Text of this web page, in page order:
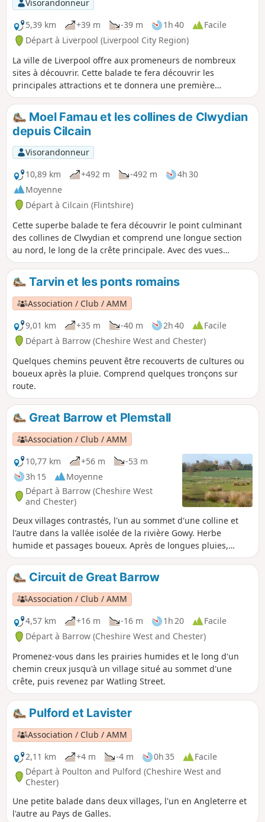
Visorandonneur
5,39 km
+39 m -39 m 1h 40
Facile
Départ à Liverpool (Liverpool City Region)
La ville de Liverpool offre aux promeneurs de nombreux
sites à découvrir. Cette balade te fera découvrir les
principales attractions et te donnera une première
impression de la ville en une demi-journée.
Moel Famau et les collines de Clwydian
depuis Cilcain
Visorandonneur
10,89 km
+492 m -492 m
4h 30
Moyenne
Départ à Cilcain (Flintshire)
Cette superbe balade te fera découvrir le point culminant
des collines de Clwydian et comprend une longue section
au nord, le long de la crête principale. Avec des vues
contrastées jusqu'à Snowdonia, où tu pourras facilement
reconnaître de nombreux sommets, à l'ouest, et les
merveilles du Merseyside et au-delà à l'est, cet itinéraire a
beaucoup à offrir. À part autour de Moel Famau, où il y a
pas mal de monde, l'itinéraire est généralement calme et
facile à suivre.
Tarvin et les ponts romains
Association / Club / AMM
9,01 km
+35 m -40 m 2h 40
Facile
Départ à Barrow (Cheshire West and Chester)
Quelques chemins peuvent être recouverts de cultures ou
boueux après la pluie. Comprend quelques tronçons sur
route.
Great Barrow et Plemstall
Association / Club / AMM
10,77 km
+56 m
-53 m
3h 15
Moyenne
Départ à Barrow (Cheshire West
and Chester)
Deux villages contrastés, l'un au sommet d'une colline et
l'autre dans la vallée isolée de la rivière Gowy. Herbe
humide et passages boueux. Après de longues pluies,
certaines prairies basses peuvent être inondées et
impraticables.
Circuit de Great Barrow
Association / Club / AMM
4,57 km
+16 m -16 m 1h 20
Facile
Départ à Barrow (Cheshire West and Chester)
Promenez-vous dans les prairies humides et le long d'un
chemin creux jusqu'à un village situé au sommet d'une
crête, puis revenez par Watling Street.
Pulford et Lavister
Association / Club / AMM
2,11 km
+4 m -4 m 0h 35
Facile
Départ à Poulton and Pulford (Cheshire West and
Chester)
Une petite balade dans deux villages, l'un en Angleterre et
l'autre au Pays de Galles.